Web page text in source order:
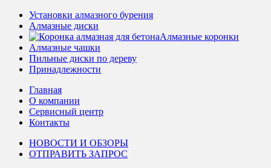
Установки алмазного бурения
Алмазные диски
Алмазные коронки
Алмазные чашки
Пильные диски по дереву
Принадлежности
Главная
О компании
Сервисный центр
Контакты
НОВОСТИ И ОБЗОРЫ
ОТПРАВИТЬ ЗАПРОС